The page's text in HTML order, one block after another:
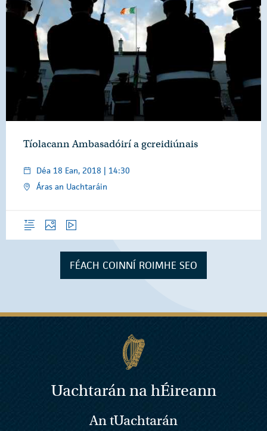
Tíolacann Ambasadóirí a gcreidiúnais
Déa 18 Ean, 2018 | 14:30
Áras an Uachtaráin
ForléargasGrianghraif
Físeáin
FÉACH COINNÍ ROIMHE SEO
Uachtarán nahÉireann
An tUachtarán